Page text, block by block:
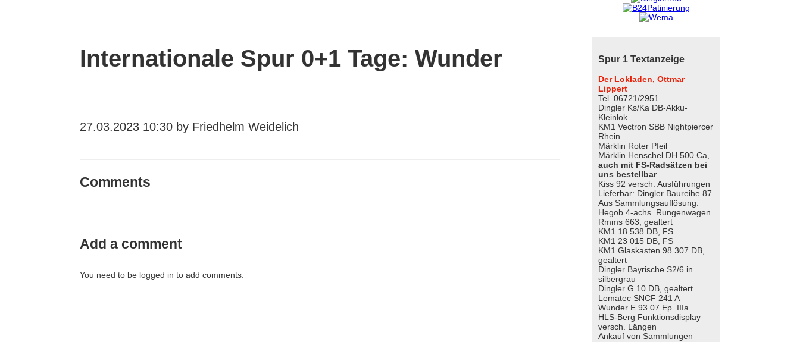
Internationale Spur 0+1 Tage: Wunder
27.03.2023 10:30 by Friedhelm Weidelich
Comments
Add a comment
You need to be logged in to add comments.
Spur 1 Textanzeige
Der Lokladen, Ottmar
Lippert
Tel. 06721/2951
Dingler Ks/Ka DB-Akku-
Kleinlok
KM1 Vectron SBB Nightpiercer
Rhein
Märklin Roter Pfeil
Märklin Henschel DH 500 Ca,
auch mit FS-Radsätzen bei
uns bestellbar
Kiss 92 versch. Ausführungen
Lieferbar: Dingler Baureihe 87
Aus Sammlungsauflösung:
Hegob 4-achs. Rungenwagen
Rmms 663, gealtert
KM1 18 538 DB, FS
KM1 23 015 DB, FS
KM1 Glaskasten 98 307 DB,
gealtert
Dingler Bayrische S2/6 in
silbergrau
Dingler G 10 DB, gealtert
Lematec SNCF 241 A
Wunder E 93 07 Ep. IIIa
HLS-Berg Funktionsdisplay
versch. Längen
Ankauf von Sammlungen